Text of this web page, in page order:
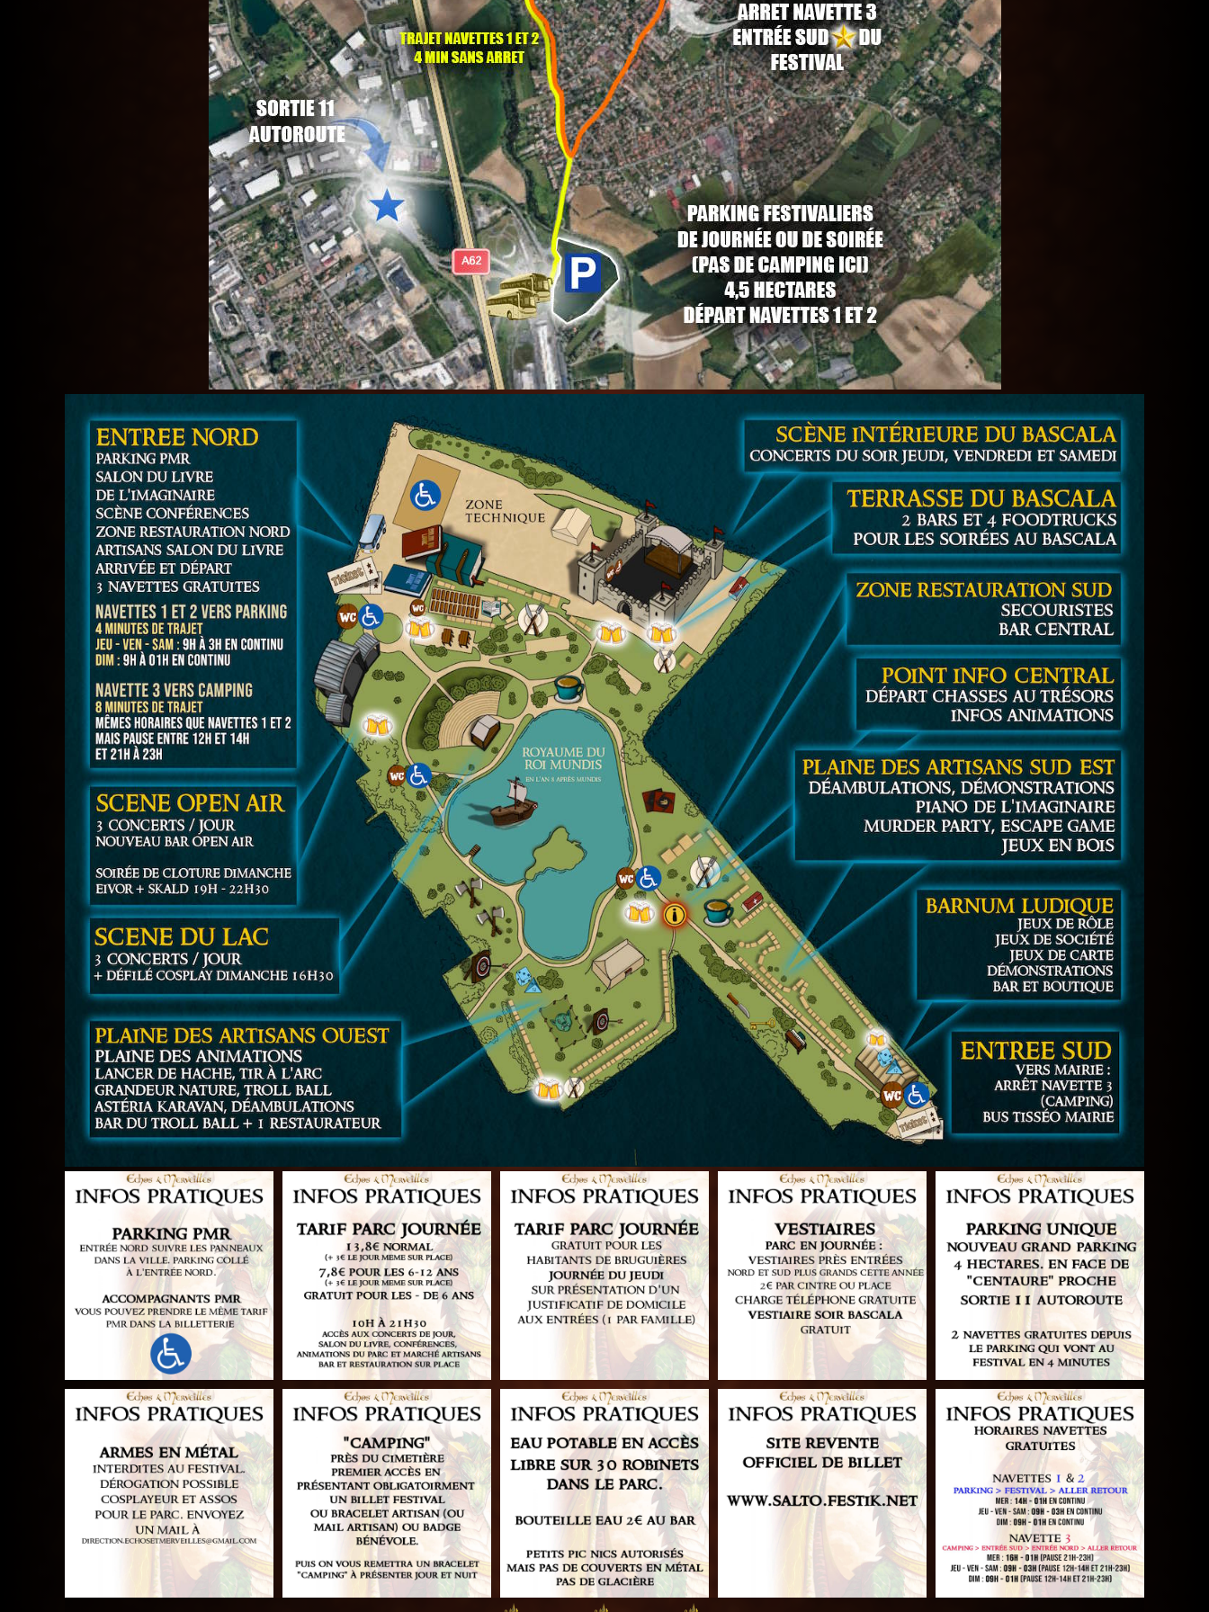
faites du co voiturage !
encouragé et mis en place sur les différents réseaux sociaux du festival dont discord en cliquanticiou sur le groupe facebook
dédié en cliquantici
a cheval
avec votre fidèle destrier, suivez le son de la musique celtique et tournez à droite "à m'en donné" et vous voilà au festival !
a dos de dragon
le voyage le plus écologique, mais faut bien maîtriser la bestiole pour l'atterrissage près du bascala en toute sécurité.